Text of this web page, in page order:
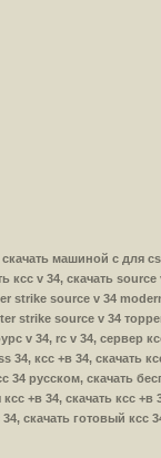
машиной с для
v 34, скачать
source v 34
strike source v 34
v 34, rc v 34, сервер
ксс +в 34, скачать
34 русском, скачать
+в 34, скачать ксс +в
скачать готовый ксс